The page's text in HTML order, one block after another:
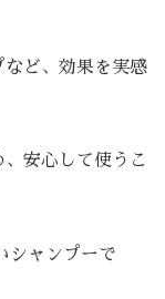
ど、効果を実感
安心して使うこ
シャンプーで